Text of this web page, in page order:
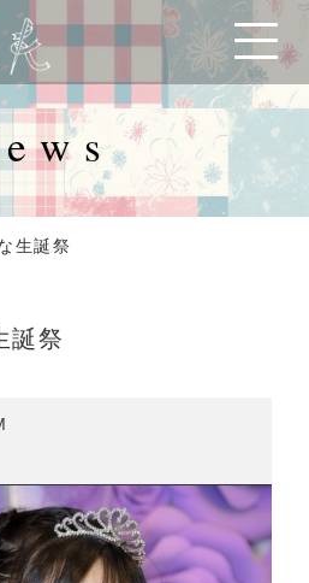
生誕祭
誕祭